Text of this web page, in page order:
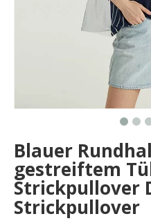
Blauer
gestreiftem
Strickpullover
Strickpullover